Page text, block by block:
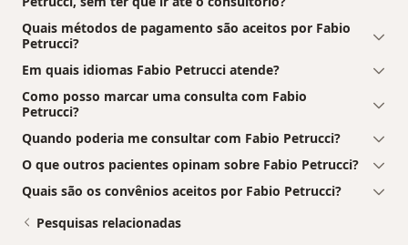
Quais métodos de pagamento são aceitos por Fabio
Petrucci?
Em quais idiomas Fabio Petrucci atende?
Como posso marcar uma consulta com Fabio
Petrucci?
Quando poderia me consultar com Fabio Petrucci?
O que outros pacientes opinam sobre Fabio Petrucci?
Quais são os convênios aceitos por Fabio Petrucci?
Pesquisas relacionadas